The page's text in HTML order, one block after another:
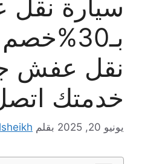
سيارة
نقل عفش
خدمتك اتصل
يونيو 20, 2025 بقلم